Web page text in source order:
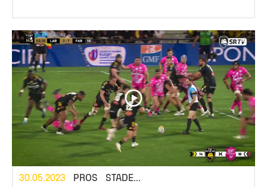
30.05.2023 PROS STADE...